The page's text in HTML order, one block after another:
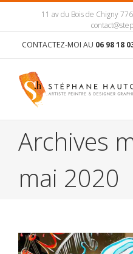
11 av du Bois de Chigny
CONTACTEZ-MOI AU 06 98 18
Archives
mai 2020